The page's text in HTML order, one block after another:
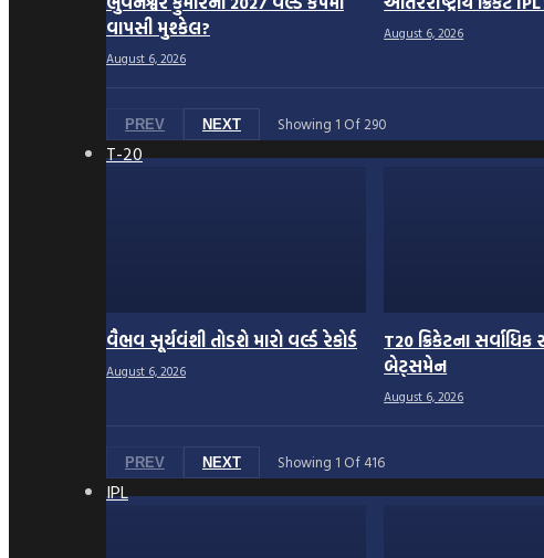
વાપસી મુશ્કેલ?
August 6, 2026
August 6, 2026
PREV NEXT Showing 1 Of 290
T-20
વૈભવ સૂર્યવંશી તોડશે મારો વર્લ્ડ રેકોર્ડ
August 6, 2026
T20 ક્રિકેટના
બેટ્સમેન
August 6, 2026
PREV NEXT Showing 1 Of 416
IPL